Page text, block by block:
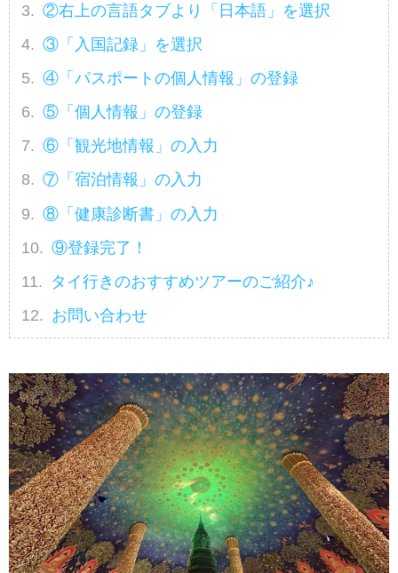
②右上の言語タブより「日本語」を選択
③「入国記録」を選択
④「パスポートの個人情報」の登録
⑤「個人情報」の登録
⑥「観光地情報」の入力
⑦「宿泊情報」の入力
⑧「健康診断書」の入力
⑨登録完了！
タイ行きのおすすめツアーのご紹介♪
お問い合わせ